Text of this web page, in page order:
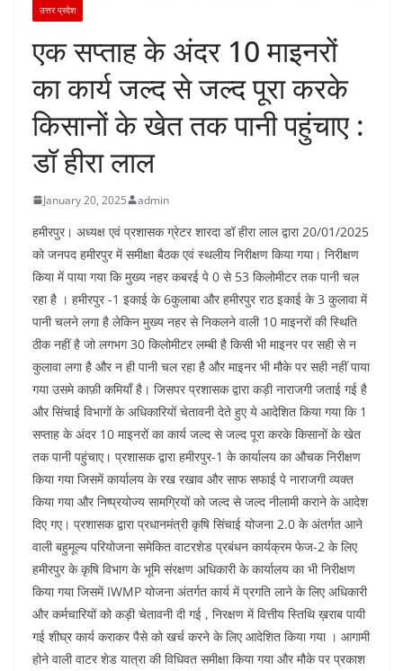
उत्तर प्रदेश
एक सप्ताह के अंदर 10 माइनरों
का कार्य जल्द से जल्द पूरा करके
किसानों के खेत तक पानी पहुंचाए :
डॉ हीरा लाल
January 20, 2025 admin
हमीरपुर। अध्यक्ष एवं प्रशासक ग्रेटर शारदा डॉ हीरा लाल द्वारा 20/01/2025
को जनपद हमीरपुर में समीक्षा बैठक एवं स्थलीय निरीक्षण किया गया। निरीक्षण
किया में पाया गया कि मुख्य नहर कबरई पे 0 से 53 किलोमीटर तक पानी चल
रहा है । हमीरपुर -1 इकाई के 6कुलाबा और हमीरपुर राठ इकाई के 3 कुलावा में
पानी चलने लगा है लेकिन मुख्य नहर से निकलने वाली 10 माइनरों की स्थिति
ठीक नहीं है जो लगभग 30 किलोमीटर लम्बी है किसी भी माइनर पर सही से न
कुलावा लगा है और न ही पानी चल रहा है और माइनर भी मौके पर सही नहीं पाया
गया उसमे काफ़ी कमियाँ है। जिसपर प्रशासक द्वारा कड़ी नाराजगी जताई गई है
और सिंचाई विभागों के अधिकारियों चेतावनी देते हुए ये आदेशित किया गया कि 1
सप्ताह के अंदर 10 माइनरों का कार्य जल्द से जल्द पूरा करके किसानों के खेत
तक पानी पहुंचाए। प्रशासक द्वारा हमीरपुर-1 के कार्यालय का औचक निरीक्षण
किया गया जिसमें कार्यालय के रख रखाव और साफ सफाई पे नाराजगी व्यक्त
किया गया और निष्प्रयोज्य सामग्रियों को जल्द से जल्द नीलामी कराने के आदेश
दिए गए। प्रशासक द्वारा प्रधानमंत्री कृषि सिंचाई योजना 2.0 के अंतर्गत आने
वाली बहुमूल्य परियोजना समेकित वाटरशेड प्रबंधन कार्यक्रम फेज-2 के लिए
हमीरपुर के कृषि विभाग के भूमि संरक्षण अधिकारी के कार्यालय का भी निरीक्षण
किया गया जिसमें IWMP योजना अंतर्गत कार्य में प्रगति लाने के लिए अधिकारी
और कर्मचारियों को कड़ी चेतावनी दी गई , निरक्षण में वित्तीय स्तिथि ख़राब पायी
गई शीघ्र कार्य कराकर पैसे को खर्च करने के लिए आदेशित किया गया । आगामी
होने वाली वाटर शेड यात्रा की विधिवत समीक्षा किया गया और मौके पर प्रकाश